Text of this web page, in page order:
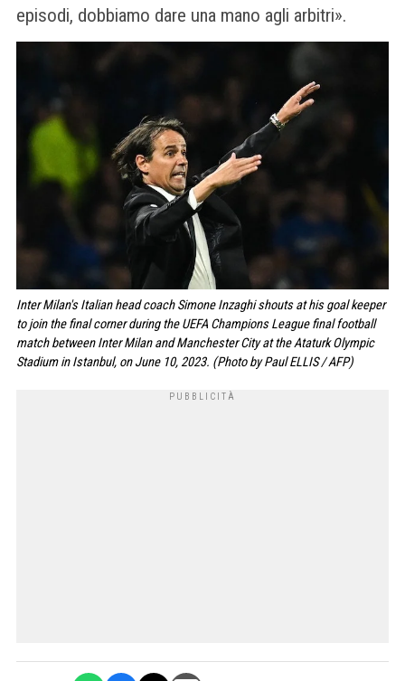
episodi, dobbiamo dare una mano agli arbitri».
Inter Milan's Italian head coach Simone Inzaghi shouts at his goal keeper
to join the final corner during the UEFA Champions League final football
match between Inter Milan and Manchester City at the Ataturk Olympic
Stadium in Istanbul, on June 10, 2023. (Photo by Paul ELLIS / AFP)